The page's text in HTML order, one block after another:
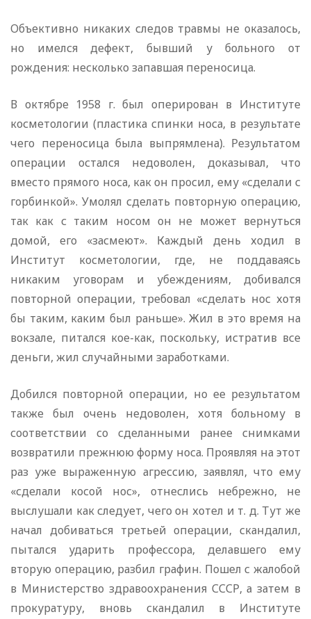
Объективно никаких следов травмы не оказалось,
но имелся дефект, бывший у больного от
рождения: несколько запавшая переносица.
В октябре 1958 г. был оперирован в Институте
косметологии (пластика спинки носа, в результате
чего переносица была выпрямлена). Результатом
операции остался недоволен, доказывал, что
вместо прямого носа, как он просил, ему «сделали с
горбинкой». Умолял сделать повторную операцию,
так как с таким носом он не может вернуться
домой, его «засмеют». Каждый день ходил в
Институт косметологии, где, не поддаваясь
никаким уговорам и убеждениям, добивался
повторной операции, требовал «сделать нос хотя
бы таким, каким был раньше». Жил в это время на
вокзале, питался кое-как, поскольку, истратив все
деньги, жил случайными заработками.
Добился повторной операции, но ее результатом
также был очень недоволен, хотя больному в
соответствии со сделанными ранее снимками
возвратили прежнюю форму носа. Проявляя на этот
раз уже выраженную агрессию, заявлял, что ему
«сделали косой нос», отнеслись небрежно, не
выслушали как следует, чего он хотел и т. д. Тут же
начал добиваться третьей операции, скандалил,
пытался ударить профессора, делавшего ему
вторую операцию, разбил графин. Пошел с жалобой
в Министерство здравоохранения СССР, а затем в
прокуратуру, вновь скандалил в Институте